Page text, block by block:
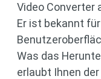
Video Converter
Er ist bekannt
Was das
erlaubt Ihnen